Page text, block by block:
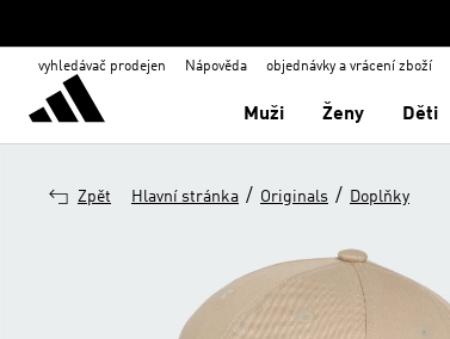
vyhledávač prodejen Nápověda objednávky a vrácení zboží
Muži Ženy Děti
Zpět Hlavní stránka / Originals / Doplňky